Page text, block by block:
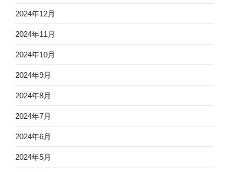
2024年12月
2024年11月
2024年10月
2024年9月
2024年8月
2024年7月
2024年6月
2024年5月